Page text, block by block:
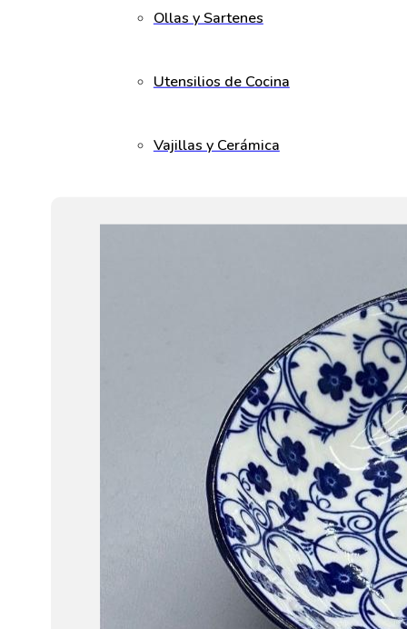
Ollas y Sartenes
Utensilios de Cocina
Vajillas y Cerámica